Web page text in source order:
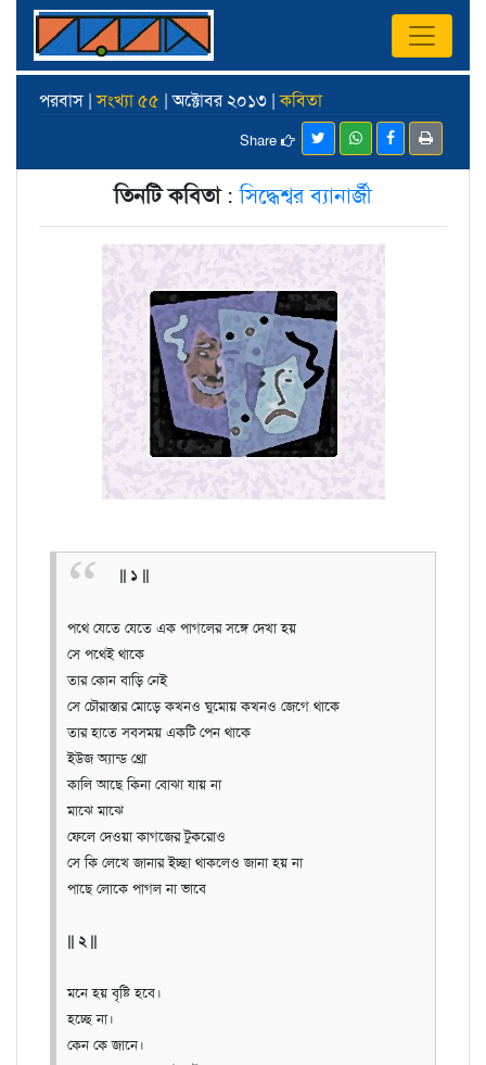
পরবাস |সংখ্যা ৫৫ | অক্টোবর ২০১৩ |কবিতা
Share
তিনটি কবিতা:সিদ্ধেশ্বর ব্যানার্জী
|| ১ ||
পথে যেতে যেতে এক পাগলের সঙ্গে দেখা হয়
সে পথেই থাকে
তার কোন বাড়ি নেই
সে চৌরাস্তার মোড়ে কখনও ঘুমোয় কখনও জেগে থাকে
তার হাতে সবসময় একটি পেন থাকে
ইউজ অ্যান্ড থ্রো
কালি আছে কিনা বোঝা যায় না
মাঝে মাঝে
ফেলে দেওয়া কাগজের টুকরোও
সে কি লেখে জানার ইচ্ছা থাকলেও জানা হয় না
পাছে লোকে পাগল না ভাবে
|| ২ ||
মনে হয় বৃষ্টি হবে।
হচ্ছে না।
কেন কে জানে।